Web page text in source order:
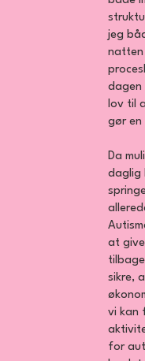
jeg
natten
dagen
lov til
gør en
Da
daglig
at
sikre,
vi kan
for